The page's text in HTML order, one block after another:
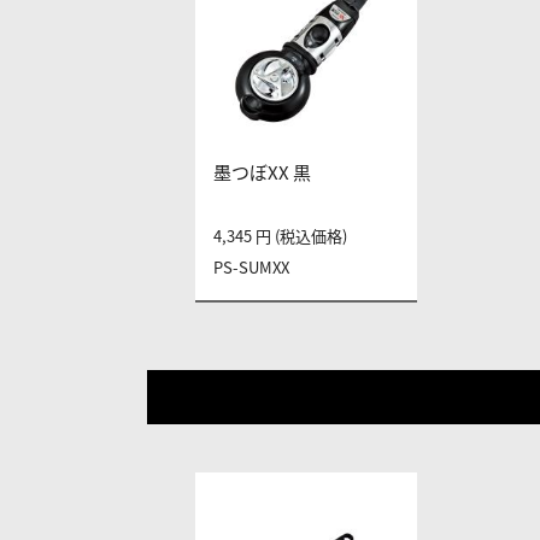
墨つぼXX 黒
PS-SUMXX
4,345 円 (税込価格)